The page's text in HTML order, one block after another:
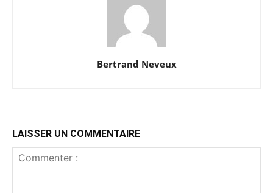
Bertrand Neveux
LAISSER UN COMMENTAIRE